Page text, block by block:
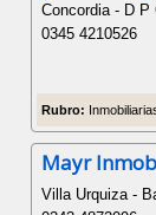
Concordia - D P
0345 4210526
Rubro:
Mayr
Villa Urquiza -